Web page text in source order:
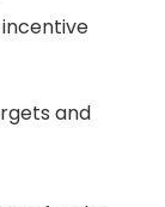
and